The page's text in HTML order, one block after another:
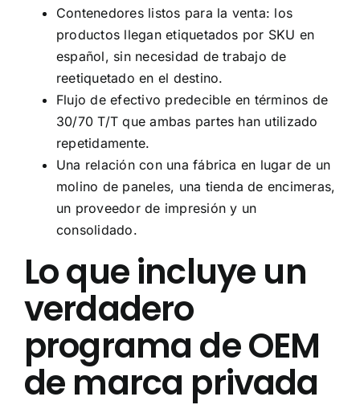
Contenedores listos para la venta: los
productos llegan etiquetados por SKU en
español, sin necesidad de trabajo de
reetiquetado en el destino.
Flujo de efectivo predecible en términos de
30/70 T/T que ambas partes han utilizado
repetidamente.
Una relación con una fábrica en lugar de un
molino de paneles, una tienda de encimeras,
un proveedor de impresión y un
consolidado.
Lo que incluye un
verdadero
programa de OEM
de marca privada